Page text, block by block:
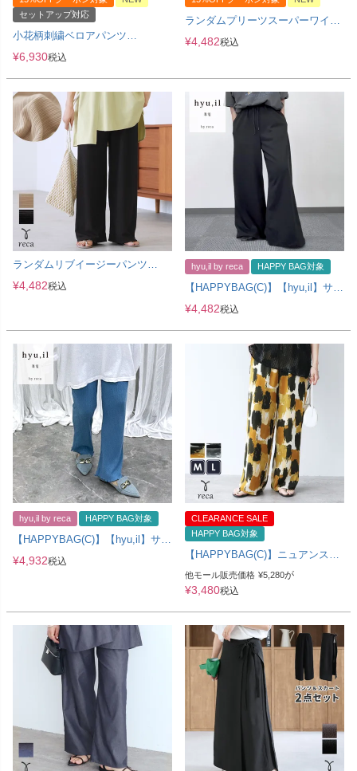
セットアップ対応
小花柄刺繍ベロアパンツ
¥6,930税込
ランダムプリーツスーパーワイド
¥4,482税込
ランダムリブイージーパンツ
¥4,482税込
hyu,il by reca HAPPY BAG対象
【HAPPYBAG(C)】【hyu,il】サイ
(250402-h) メール便発送10
¥4,482税込
hyu,il by reca HAPPY BAG対象
【HAPPYBAG(C)】【hyu,il】サイ
(hyu2505-k) メール便発送10
¥4,932税込
CLEARANCE SALE
HAPPY BAG対象
【HAPPYBAG(C)】ニュアンスペ
(on6002761) メール便発送10
他モール販売価格 ¥5,280が
¥3,480税込